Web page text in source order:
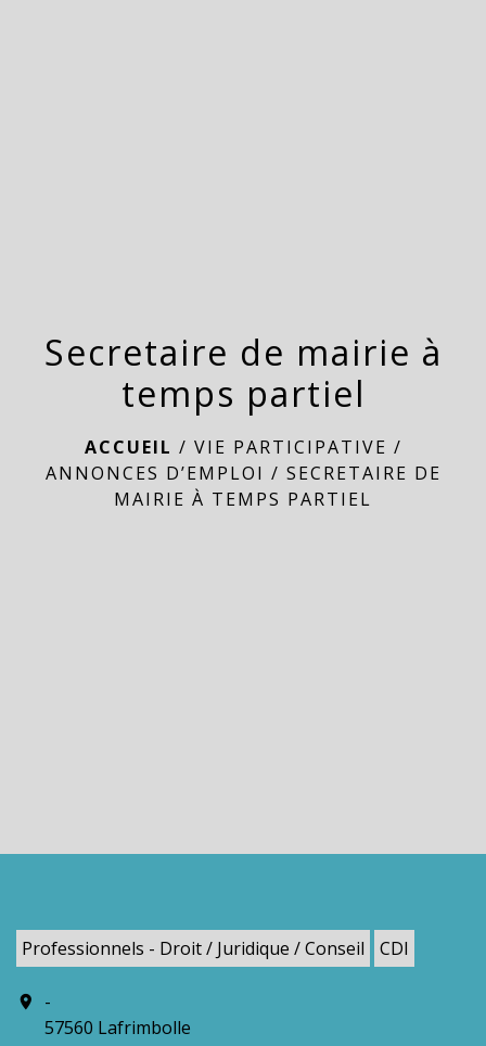
Secretaire de mairie à
temps partiel
ACCUEIL / VIE PARTICIPATIVE /
ANNONCES D’EMPLOI / SECRETAIRE DE
MAIRIE À TEMPS PARTIEL
Professionnels - Droit / Juridique / Conseil CDI
location_on
-
57560 Lafrimbolle